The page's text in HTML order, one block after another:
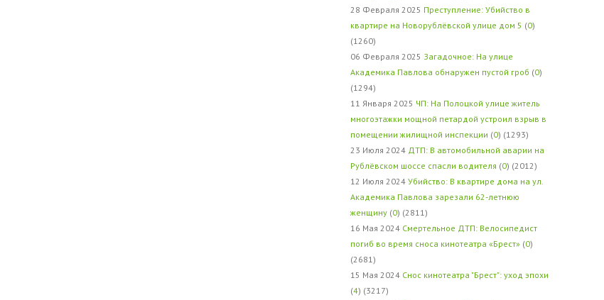
28 Февраля 2025 Преступление: Убийство в
квартире на Новорублёвской улице дом 5 (0)
(1260)
06 Февраля 2025 Загадочное: На улице
Академика Павлова обнаружен пустой гроб (0)
(1294)
11 Января 2025 ЧП: На Полоцкой улице житель
многоэтажки мощной петардой устроил взрыв в
помещении жилищной инспекции (0) (1293)
23 Июля 2024 ДТП: В автомобильной аварии на
Рублёвском шоссе спасли водителя (0) (2012)
12 Июля 2024 Убийство: В квартире дома на ул.
Академика Павлова зарезали 62-летнюю
женщину (0) (2811)
16 Мая 2024 Смертельное ДТП: Велосипедист
погиб во время сноса кинотеатра «Брест» (0)
(2681)
15 Мая 2024 Снос кинотеатра "Брест": уход эпохи
(4) (3217)